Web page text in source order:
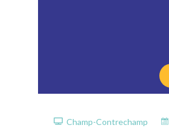
Champ-Contrechamp